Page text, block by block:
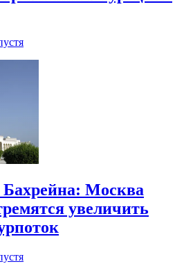
Москва
увеличить